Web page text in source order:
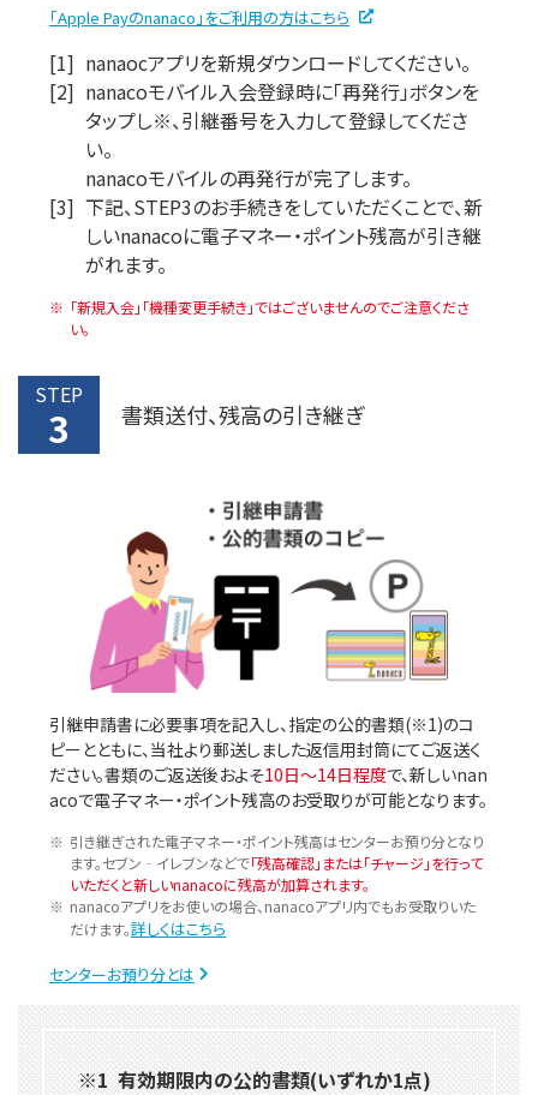
「Apple Payのnanaco」をご利用の方はこちら
[1] nanaocアプリを新規ダウンロードしてください。
[2] nanacoモバイル入会登録時に「再発行」ボタンを
タップし※、引継番号を入力して登録してくださ
い。
nanacoモバイルの再発行が完了します。
[3] 下記、STEP3のお手続きをしていただくことで、新
しいnanacoに電子マネー・ポイント残高が引き継
がれます。
「新規入会」「機種変更手続き」ではございませんのでご注意くださ
い。
STEP
3 書類送付、残高の引き継ぎ
引継申請書に必要事項を記入し、指定の公的書類(※1)のコ
ピーとともに、当社より郵送しました返信用封筒にてご返送く
ださい。書類のご返送後およそ10日～14日程度で、新しいnan
acoで電子マネー・ポイント残高のお受取りが可能となります。
引き継ぎされた電子マネー・ポイント残高はセンターお預り分となり
ます。セブン‐イレブンなどで「残高確認」または「チャージ」を行って
いただくと新しいnanacoに残高が加算されます。
nanacoアプリをお使いの場合、nanacoアプリ内でもお受取りいた
だけます。詳しくはこちら
センターお預り分とは
※1 有効期限内の公的書類(いずれか1点)